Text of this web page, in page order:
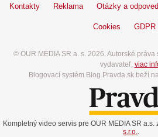
Kontakty Reklama Otázky a
Cookies GDPR
© OUR MEDIA SR a. s. 2026. Autorské
vydavateľ, viac
Blogovací systém Blog.Pravda.sk beží
Kompletný video servis pre OUR MEDIA SR a.s.
s.r.o..